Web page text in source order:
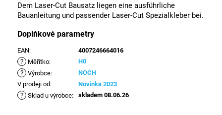
Dem Laser-Cut Bausatz liegen eine ausführliche
Bauanleitung und passender Laser-Cut Spezialkleber bei.
Doplňkové parametry
EAN: 4007246664016
? Měřítko: H0
? Výrobce:
NOCH
V prodeji od: Novinka 2023
? Sklad u výrobce: skladem 08.06.26